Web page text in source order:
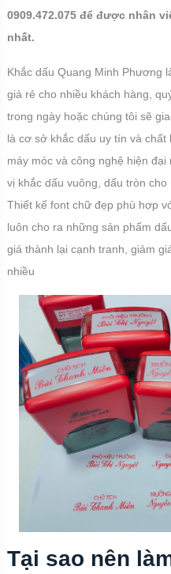
0909.472.075 để được nhân
nhất.
Khắc dấu Quang Minh Phương
giá rẻ cho nhiều khách hàng,
trong ngày hoặc chúng tôi sẽ
là cơ sở khắc dấu uy tín và
máy móc và công nghệ hiện
vị khắc dấu vuông, dấu tròn cho
Thiết kế font chữ đẹp phù hợp
luôn cho ra những sản phẩm
giá thành lại cạnh tranh, giảm
nhiều
Tại sao nên